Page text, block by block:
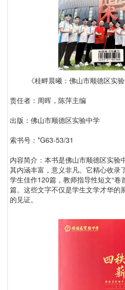
《桂畔晨曦：佛山市顺德区实
责任者：周晖，陈萍主编
出版：佛山市顺德区实验中学
索书号：*G63-53/31
内容简介：本书是佛山市顺德区实验
其内涵丰富，意义非凡。它精心收录
学生佳作120篇，教师指导性短文“卷
篇。这些文字不仅是学生文学才华的
的见证。‌‌‌‌